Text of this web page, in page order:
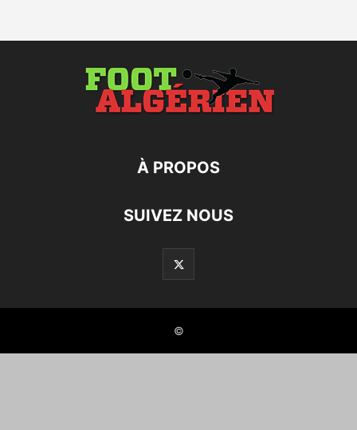
À PROPOS
SUIVEZ NOUS
©